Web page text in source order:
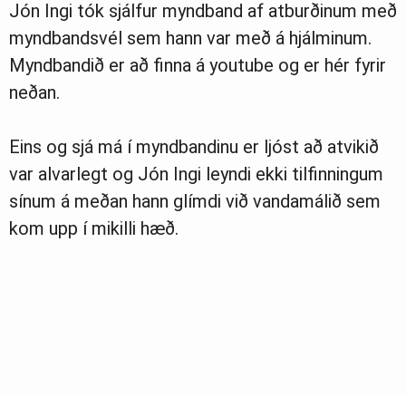
Jón Ingi tók sjálfur myndband af atburðinum með
myndbandsvél sem hann var með á hjálminum.
Myndbandið er að finna á youtube og er hér fyrir
neðan.
Eins og sjá má í myndbandinu er ljóst að atvikið
var alvarlegt og Jón Ingi leyndi ekki tilfinningum
sínum á meðan hann glímdi við vandamálið sem
kom upp í mikilli hæð.